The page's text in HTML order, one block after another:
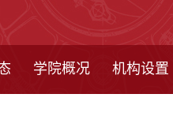
学院概况 机构设置